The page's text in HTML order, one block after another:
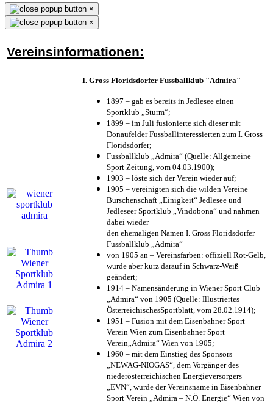
×
×
Vereinsinformationen:
I. Gross Floridsdorfer Fussballklub "Admira"
1897 – gab es bereits in Jedlesee einen
Sportklub „Sturm“;
1899 – im Juli fusionierte sich dieser mit
Donaufelder Fussballinteressierten zum I. Gross
Floridsdorfer;
Fussballklub „Admira“ (Quelle: Allgemeine
Sport Zeitung, vom 04.03.1900);
1903 – löste sich der Verein wieder auf;
1905 – vereinigten sich die wilden Vereine
Burschenschaft „Einigkeit“ Jedlesee und
Jedleseer Sportklub „Vindobona“ und nahmen
dabei wieder
den ehemaligen Namen I. Gross Floridsdorfer
Fussballklub „Admira“
von 1905 an – Vereinsfarben: offiziell Rot-Gelb,
wurde aber kurz darauf in Schwarz-Weiß
geändert;
1914 – Namensänderung in Wiener Sport Club
„Admira“ von 1905 (Quelle: Illustriertes
ÖsterreichischesSportblatt, vom 28.02.1914);
1951 – Fusion mit dem Eisenbahner Sport
Verein Wien zum Eisenbahner Sport
Verein„Admira“ Wien von 1905;
1960 – mit dem Einstieg des Sponsors
„NEWAG-NIOGAS“, dem Vorgänger des
niederösterreichischen Energieversorgers
„EVN“, wurde der Vereinsname in Eisenbahner
Sport Verein „Admira – N.Ö. Energie“ Wien von